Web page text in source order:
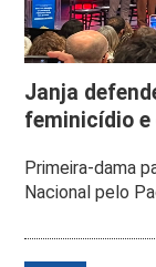
Janja
feminicídio e
Primeira-dama
Nacional pelo